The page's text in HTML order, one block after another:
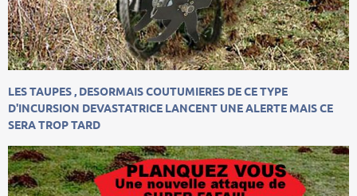
LES TAUPES , DESORMAIS COUTUMIERES DE CE TYPE
D'INCURSION DEVASTATRICE LANCENT UNE ALERTE MAIS CE
SERA TROP TARD